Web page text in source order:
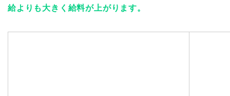
給よりも大きく給料が上がります。